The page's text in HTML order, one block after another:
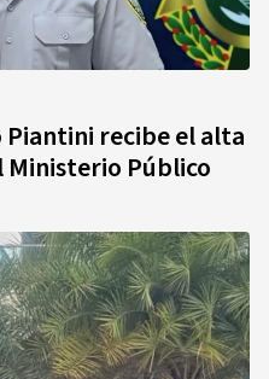
recibe el alta
Público